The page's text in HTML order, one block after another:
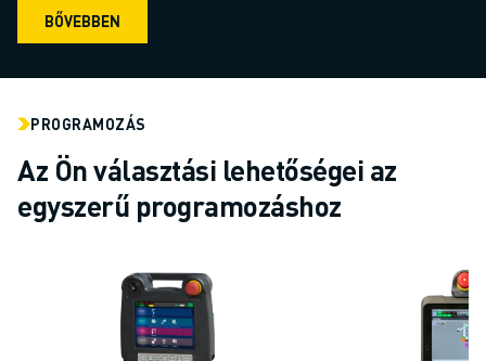
CNC MARÁS
CNC ESZTERGÁLÁS
GÉPKISZOLGÁLÁS
ANYAGMOZGATÁS
FESTÉS
PALETTÁZÁS
HUZALOS EDM VÁGÁS
ESETTANULMÁNYOK
ÜGYFÉLSZOLGÁLAT
BŐVEBBEN
PROGRAMOZÁS
Az Ön választási lehetőségei az
egyszerű programozáshoz